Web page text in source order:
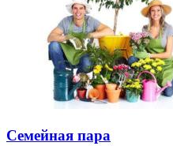
Семейная пара